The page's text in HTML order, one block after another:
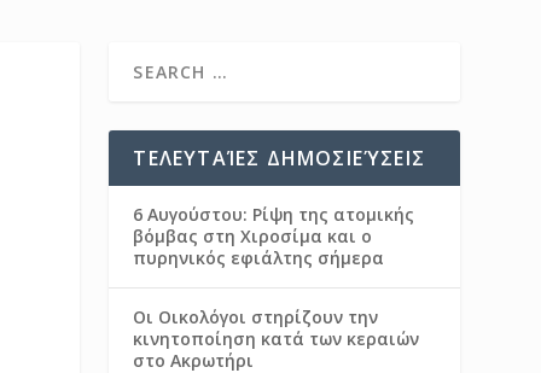
ΤΕΛΕΥΤΑΊΕΣ ΔΗΜΟΣΙΕΎΣΕΙΣ
6 Αυγούστου: Ρίψη της ατομικής
βόμβας στη Χιροσίμα και ο
πυρηνικός εφιάλτης σήμερα
Οι Οικολόγοι στηρίζουν την
κινητοποίηση κατά των κεραιών
στο Ακρωτήρι